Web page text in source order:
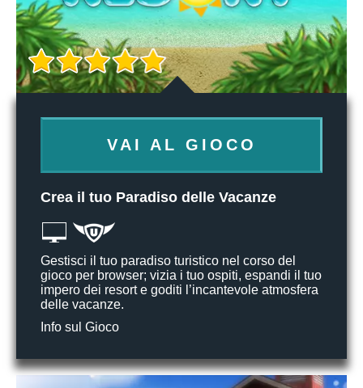
VAI AL GIOCO
Crea il tuo Paradiso delle Vacanze
Gestisci il tuo paradiso turistico nel corso del
gioco per browser; vizia i tuo ospiti, espandi il tuo
impero dei resort e goditi l’incantevole atmosfera
delle vacanze.
Info sul Gioco